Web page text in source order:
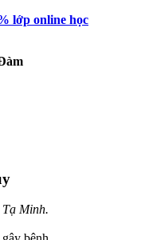
lớp online học
Tạ Minh.